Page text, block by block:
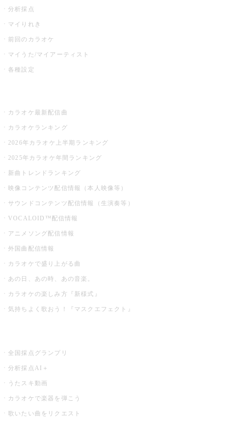
分析採点
マイりれき
前回のカラオケ
マイうた/マイアーティスト
各種設定
カラオケ最新配信曲
カラオケランキング
2026年カラオケ上半期ランキング
2025年カラオケ年間ランキング
新曲トレンドランキング
映像コンテンツ配信情報（本人映像等）
サウンドコンテンツ配信情報（生演奏等）
VOCALOID™配信情報
アニメソング配信情報
外国曲配信情報
カラオケで盛り上がる曲
あの日、あの時、あの音楽。
カラオケの楽しみ方『新様式』
気持ちよく歌おう！『マスクエフェクト』
全国採点グランプリ
分析採点AI＋
うたスキ動画
カラオケで楽器を弾こう
歌いたい曲をリクエスト